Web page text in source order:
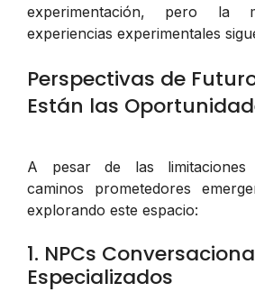
experimentación, pero la
experiencias experimentales
Perspectivas de
Están las
A pesar de las limitaciones
caminos prometedores
explorando este espacio:
1. NPCs
Especializados